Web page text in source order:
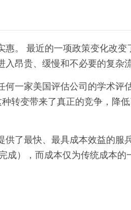
。 最近的一项政策变化改变
昂贵、缓慢和不必要的复杂
一家美国评估公司的学术评
转变带来了真正的竞争，降
供了最快、最具成本效益的
成），而成本仅为传统成本的